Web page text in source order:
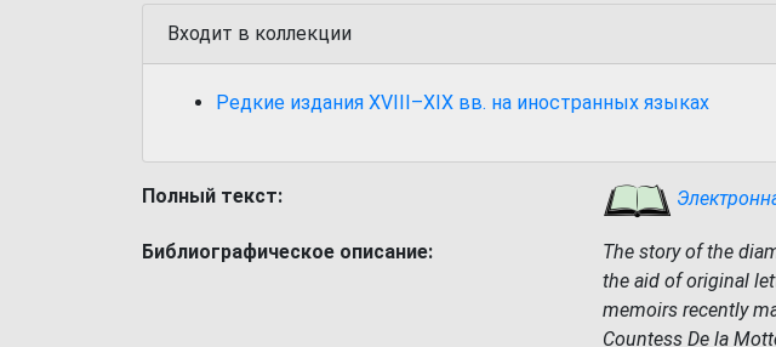
Входит в коллекции
Редкие издания XVIII–XIX вв. на иностранных языках
Полный текст:
Библиографическое описание:
The story of the
the aid of original
memoirs recently
Countess De la